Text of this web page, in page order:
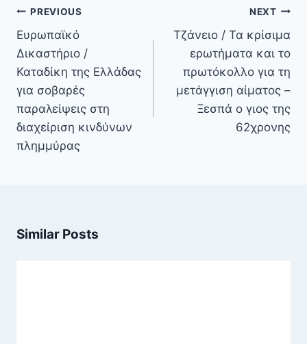
Πλοήγηση
άρθρων
PREVIOUS
Ευρωπαϊκό
Δικαστήριο /
Καταδίκη της Ελλάδας
για σοβαρές
παραλείψεις στη
διαχείριση κινδύνων
πλημμύρας
NEXT
Τζάνειο / Τα κρίσιμα
ερωτήματα και το
πρωτόκολλο για τη
μετάγγιση αίματος –
Ξεσπά ο γιος της
62χρονης
Similar Posts